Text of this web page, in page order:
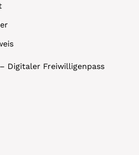
Digitaler Freiwilligenpass